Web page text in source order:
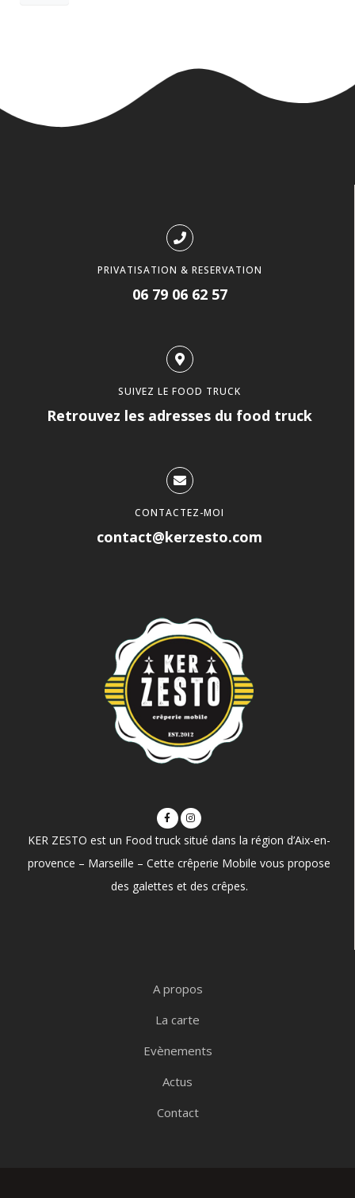
PRIVATISATION & RESERVATION
06 79 06 62 57
SUIVEZ LE FOOD TRUCK
Retrouvez les adresses du food truck
CONTACTEZ-MOI
contact@kerzesto.com
KER ZESTO est un Food truck situé dans la région d’Aix-en-
provence – Marseille – Cette crêperie Mobile vous propose
des galettes et des crêpes.
A propos
La carte
Evènements
Actus
Contact